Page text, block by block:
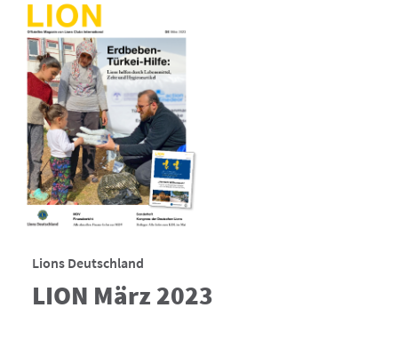
Lions Deutschland
LION März 2023